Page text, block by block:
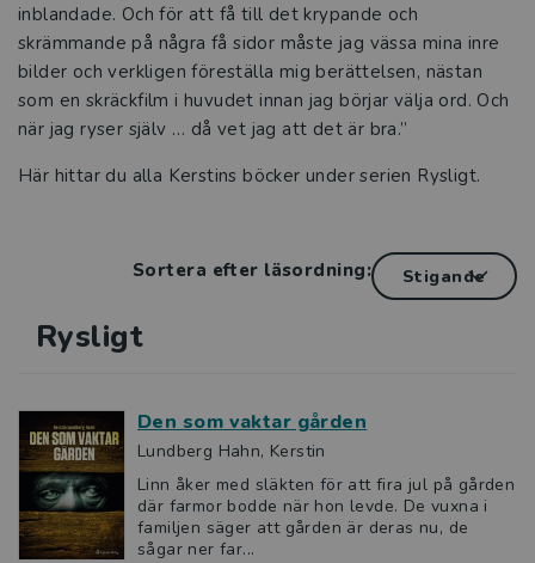
inblandade. Och för att få till det krypande och
skrämmande på några få sidor måste jag vässa mina inre
bilder och verkligen föreställa mig berättelsen, nästan
som en skräckfilm i huvudet innan jag börjar välja ord. Och
när jag ryser själv … då vet jag att det är bra.”
Här hittar du alla Kerstins böcker under serien Rysligt.
Sortera efter läsordning:
Rysligt
Den som vaktar gården
Lundberg Hahn, Kerstin
Linn åker med släkten för att fira jul på gården
där farmor bodde när hon levde. De vuxna i
familjen säger att gården är deras nu, de
sågar ner far...